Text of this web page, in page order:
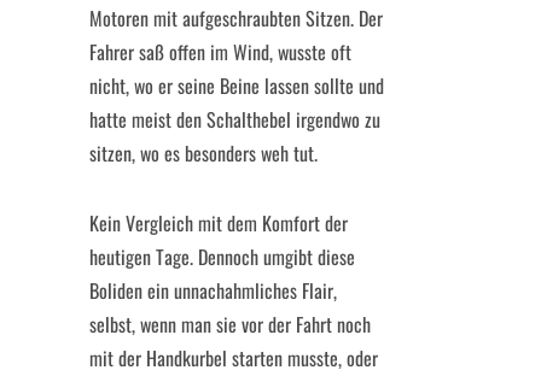
Motoren mit aufgeschraubten Sitzen. Der
Fahrer saß offen im Wind, wusste oft
nicht, wo er seine Beine lassen sollte und
hatte meist den Schalthebel irgendwo zu
sitzen, wo es besonders weh tut.
Kein Vergleich mit dem Komfort der
heutigen Tage. Dennoch umgibt diese
Boliden ein unnachahmliches Flair,
selbst, wenn man sie vor der Fahrt noch
mit der Handkurbel starten musste, oder